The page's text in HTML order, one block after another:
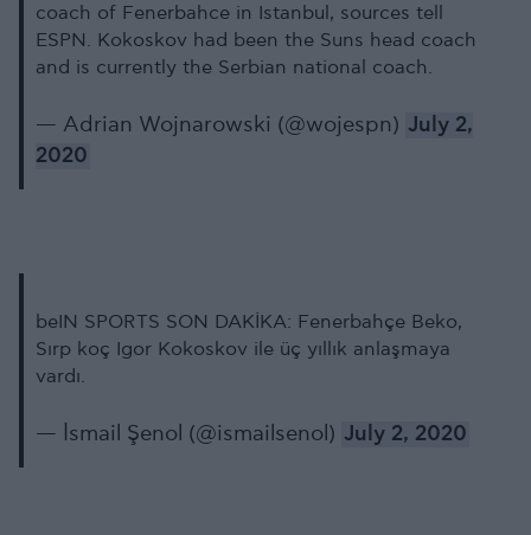
coach of Fenerbahce in Istanbul, sources tell
ESPN. Kokoskov had been the Suns head coach
and is currently the Serbian national coach.
— Adrian Wojnarowski (@wojespn) July 2,
2020
beIN SPORTS SON DAKİKA: Fenerbahçe Beko,
Sırp koç Igor Kokoskov ile üç yıllık anlaşmaya
vardı.
— İsmail Şenol (@ismailsenol) July 2, 2020